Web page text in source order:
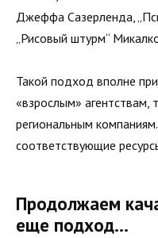
Джеффа Сазерленда,
„Рисовый штурм“
Такой подход вполне
«взрослым» агентствам,
региональным
соответствующие
Продолжаем
еще подход…